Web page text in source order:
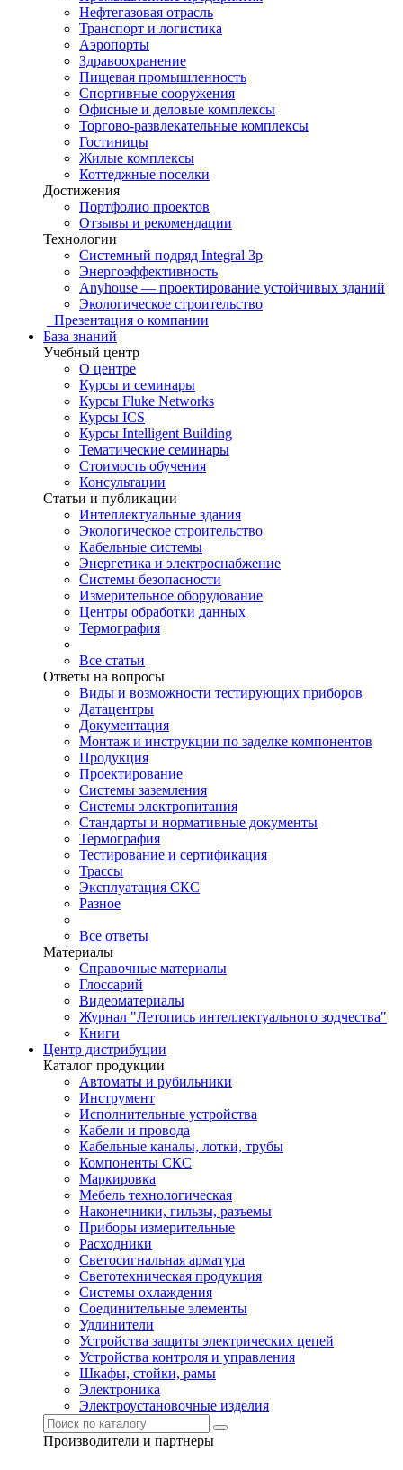
Нефтегазовая отрасль
Транспорт и логистика
Аэропорты
Здравоохранение
Пищевая промышленность
Спортивные сооружения
Офисные и деловые комплексы
Торгово-развлекательные комплексы
Гостиницы
Жилые комплексы
Коттеджные поселки
Достижения
Портфолио проектов
Отзывы и рекомендации
Технологии
Системный подряд Integral 3p
Энергоэффективность
Anyhouse — проектирование устойчивых зданий
Экологическое строительство
Презентация о компании
База знаний
Учебный центр
О центре
Курсы и семинары
Курсы Fluke Networks
Курсы ICS
Курсы Intelligent Building
Тематические семинары
Стоимость обучения
Консультации
Статьи и публикации
Интеллектуальные здания
Экологическое строительство
Кабельные системы
Энергетика и электроснабжение
Системы безопасности
Измерительное оборудование
Центры обработки данных
Термография
Все статьи
Ответы на вопросы
Виды и возможности тестирующих приборов
Датацентры
Документация
Монтаж и инструкции по заделке компонентов
Продукция
Проектирование
Системы заземления
Системы электропитания
Стандарты и нормативные документы
Термография
Тестирование и сертификация
Трассы
Эксплуатация СКС
Разное
Все ответы
Материалы
Справочные материалы
Глоссарий
Видеоматериалы
Журнал "Летопись интеллектуального зодчества"
Книги
Центр дистрибуции
Каталог продукции
Автоматы и рубильники
Инструмент
Исполнительные устройства
Кабели и провода
Кабельные каналы, лотки, трубы
Компоненты СКС
Маркировка
Мебель технологическая
Наконечники, гильзы, разъемы
Приборы измерительные
Расходники
Светосигнальная арматура
Светотехническая продукция
Системы охлаждения
Соединительные элементы
Удлинители
Устройства защиты электрических цепей
Устройства контроля и управления
Шкафы, стойки, рамы
Электроника
Электроустановочные изделия
Производители и партнеры